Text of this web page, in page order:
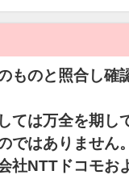
ものと照合し確
ては万全を期し
ではありません
社NTTドコモお